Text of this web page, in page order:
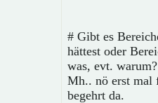
# Gibt es
hättest oder
was, evt. warum?
Mh.. nö erst mal
begehrt da.